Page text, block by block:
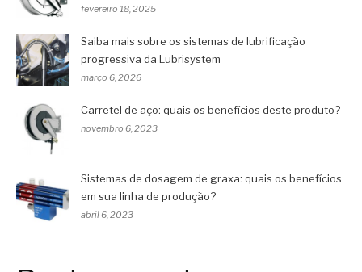
fevereiro 18, 2025
Saiba mais sobre os sistemas de lubrificação
progressiva da Lubrisystem
março 6, 2026
Carretel de aço: quais os benefícios deste produto?
novembro 6, 2023
Sistemas de dosagem de graxa: quais os benefícios
em sua linha de produção?
abril 6, 2023